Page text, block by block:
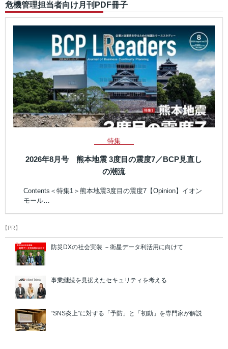
危機管理担当者向け月刊PDF冊子
特集
2026年8月号 熊本地震 3度目の震度7／BCP見直し
の潮流
Contents＜特集1＞熊本地震3度目の震度7【Opinion】イオン
モール…
【PR】
防災DXの社会実装 －衛星データ利活用に向けて
事業継続を見据えたセキュリティを考える
“SNS炎上”に対する「予防」と「初動」を専門家が解説